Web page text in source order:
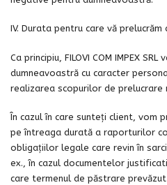
IV. Durata pentru care vă prelucrăm
Ca principiu, FILOVI COM IMPEX
dumneavoastră cu caracter
realizarea scopurilor de prelucrare
În cazul în care sunteți client, vom
pe întreaga durată a raporturilor
obligaţiilor legale care revin în
ex., în cazul documentelor
care termenul de păstrare